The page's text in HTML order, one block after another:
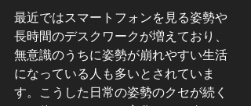
最近ではスマートフォンを見る姿勢や
長時間のデスクワークが増えており、
無意識のうちに姿勢が崩れやすい生活
になっている人も多いとされていま
す。こうした日常の姿勢のクセが続く